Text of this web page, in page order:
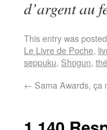
d’argent au
This entry was
Le Livre de Poche,
seppuku, Shogun, thé
← Sama Awards, ça